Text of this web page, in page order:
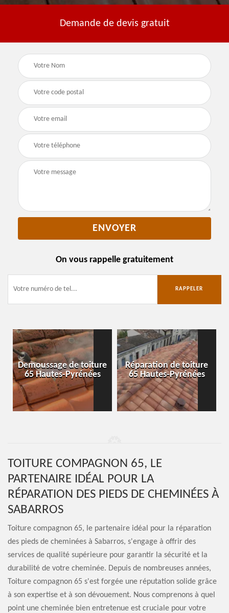
Demande de devis gratuit
On vous rappelle gratuitement
Demoussage de toiture
65 Hautes-Pyrénées
Réparation de toiture
65 Hautes-Pyrénées
TOITURE COMPAGNON 65, LE
PARTENAIRE IDÉAL POUR LA
RÉPARATION DES PIEDS DE CHEMINÉES À
SABARROS
Toiture compagnon 65, le partenaire idéal pour la réparation
des pieds de cheminées à Sabarros, s'engage à offrir des
services de qualité supérieure pour garantir la sécurité et la
durabilité de votre cheminée. Depuis de nombreuses années,
Toiture compagnon 65 s'est forgée une réputation solide grâce
à son expertise et à son dévouement. Nous comprenons à quel
point une cheminée bien entretenue est cruciale pour votre